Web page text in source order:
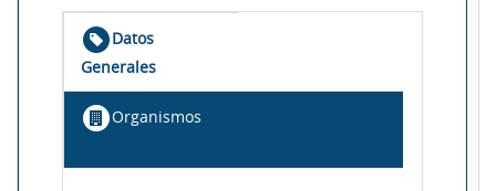
Datos
Generales
Organismos